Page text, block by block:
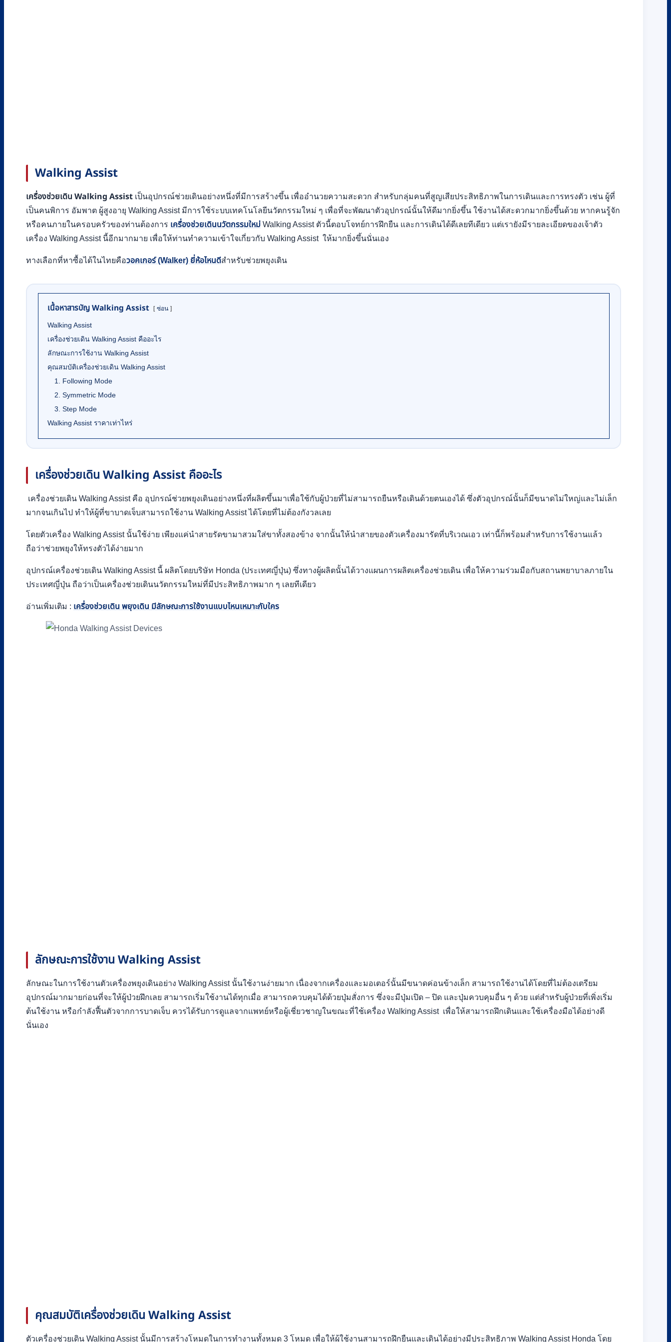
Walking Assist
เครื่องช่วยเดิน Walking Assist เป็นอุปกรณ์ช่วยเดินอย่างหนึ่งที่มีการสร้างขึ้น เพื่ออำนวยความสะดวก สำหรับกลุ่มคนที่สูญเสียประสิทธิภาพในการเดินและการทรงตัว เช่น ผู้ที่
เป็นคนพิการ อัมพาต ผู้สูงอายุ Walking Assist มีการใช้ระบบเทคโนโลยีนวัตกรรมใหม่ ๆ เพื่อที่จะพัฒนาตัวอุปกรณ์นั้นให้ดีมากยิ่งขึ้น ใช้งานได้สะดวกมากยิ่งขึ้นด้วย หากคนรู้จัก
หรือคนภายในครอบครัวของท่านต้องการ เครื่องช่วยเดินนวัตกรรมใหม่ Walking Assist ตัวนี้ตอบโจทย์การฝึกยืน และการเดินได้ดีเลยทีเดียว แต่เรายังมีรายละเอียดของเจ้าตัว
เครื่อง Walking Assist นี้อีกมากมาย เพื่อให้ท่านทำความเข้าใจเกี่ยวกับ Walking Assist ให้มากยิ่งขึ้นนั่นเอง
ทางเลือกที่หาซื้อได้ในไทยคือวอคเกอร์ (Walker) ยี่ห้อไหนดีสำหรับช่วยพยุงเดิน
เนื้อหาสารบัญ Walking Assist ซ่อน
Walking Assist
เครื่องช่วยเดิน Walking Assist คืออะไร
ลักษณะการใช้งาน Walking Assist
คุณสมบัติเครื่องช่วยเดิน Walking Assist
1. Following Mode
2. Symmetric Mode
3. Step Mode
Walking Assist ราคาเท่าไหร่
เครื่องช่วยเดิน Walking Assist คืออะไร
เครื่องช่วยเดิน Walking Assist คือ อุปกรณ์ช่วยพยุงเดินอย่างหนึ่งที่ผลิตขึ้นมาเพื่อใช้กับผู้ป่วยที่ไม่สามารถยืนหรือเดินด้วยตนเองได้ ซึ่งตัวอุปกรณ์นั้นก็มีขนาดไม่ใหญ่และไม่เล็ก
มากจนเกินไป ทำให้ผู้ที่ขาบาดเจ็บสามารถใช้งาน Walking Assist ได้โดยที่ไม่ต้องกังวลเลย
โดยตัวเครื่อง Walking Assist นั้นใช้ง่าย เพียงแค่นำสายรัดขามาสวมใส่ขาทั้งสองข้าง จากนั้นให้นำสายของตัวเครื่องมารัดที่บริเวณเอว เท่านี้ก็พร้อมสำหรับการใช้งานแล้ว
ถือว่าช่วยพยุงให้ทรงตัวได้ง่ายมาก
อุปกรณ์เครื่องช่วยเดิน Walking Assist นี้ ผลิตโดยบริษัท Honda (ประเทศญี่ปุ่น) ซึ่งทางผู้ผลิตนั้นได้วางแผนการผลิตเครื่องช่วยเดิน เพื่อให้ความร่วมมือกับสถานพยาบาลภายใน
ประเทศญี่ปุ่น ถือว่าเป็นเครื่องช่วยเดินนวัตกรรมใหม่ที่มีประสิทธิภาพมาก ๆ เลยทีเดียว
อ่านเพิ่มเติม : เครื่องช่วยเดิน พยุงเดิน มีลักษณะการใช้งานแบบไหนเหมาะกับใคร
ลักษณะการใช้งาน Walking Assist
ลักษณะในการใช้งานตัวเครื่องพยุงเดินอย่าง Walking Assist นั้นใช้งานง่ายมาก เนื่องจากเครื่องและมอเตอร์นั้นมีขนาดค่อนข้างเล็ก สามารถใช้งานได้โดยที่ไม่ต้องเตรียม
อุปกรณ์มากมายก่อนที่จะให้ผู้ป่วยฝึกเลย สามารถเริ่มใช้งานได้ทุกเมื่อ สามารถควบคุมได้ด้วยปุ่มสั่งการ ซึ่งจะมีปุ่มเปิด – ปิด และปุ่มควบคุมอื่น ๆ ด้วย แต่สำหรับผู้ป่วยที่เพิ่งเริ่ม
ต้นใช้งาน หรือกำลังฟื้นตัวจากการบาดเจ็บ ควรได้รับการดูแลจากแพทย์หรือผู้เชี่ยวชาญในขณะที่ใช้เครื่อง Walking Assist เพื่อให้สามารถฝึกเดินและใช้เครื่องมือได้อย่างดี
นั่นเอง
คุณสมบัติเครื่องช่วยเดิน Walking Assist
ตัวเครื่องช่วยเดิน Walking Assist นั้นมีการสร้างโหมดในการทำงานทั้งหมด 3 โหมด เพื่อให้ผู้ใช้งานสามารถฝึกยืนและเดินได้อย่างมีประสิทธิภาพ Walking Assist Honda โดย